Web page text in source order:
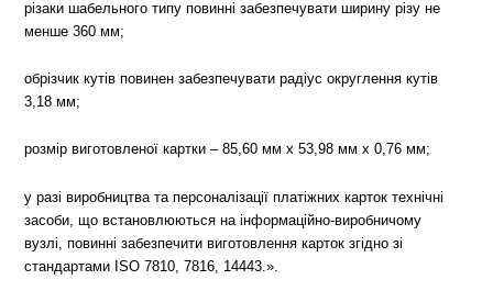
різаки шабельного типу повинні забезпечувати ширину різу не
менше 360 мм;
обрізчик кутів повинен забезпечувати радіус округлення кутів
3,18 мм;
розмір виготовленої картки – 85,60 мм х 53,98 мм х 0,76 мм;
у разі виробництва та персоналізації платіжних карток технічні
засоби, що встановлюються на інформаційно-виробничому
вузлі, повинні забезпечити виготовлення карток згідно зі
стандартами ISO 7810, 7816, 14443.».